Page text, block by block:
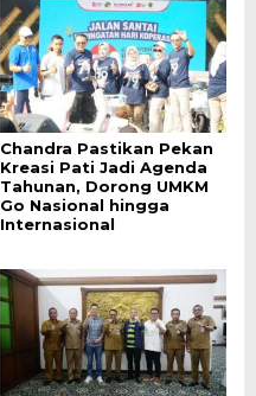
Chandra Pastikan Pekan
Kreasi Pati Jadi Agenda
Tahunan, Dorong UMKM
Go Nasional hingga
Internasional